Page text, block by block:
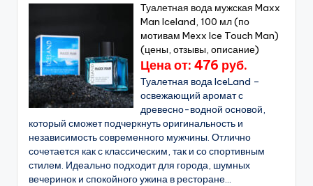
Туалетная вода мужская Maxx
Man Iceland, 100 мл (по
мотивам Mexx Ice Touch Man)
(цены, отзывы, описание)
Цена от: 476 руб.
Туалетная вода IceLand –
освежающий аромат с
древесно-водной основой,
который сможет подчеркнуть оригинальность и
независимость современного мужчины. Отлично
сочетается как с классическим, так и со спортивным
стилем. Идеально подходит для города, шумных
вечеринок и спокойного ужина в ресторане...